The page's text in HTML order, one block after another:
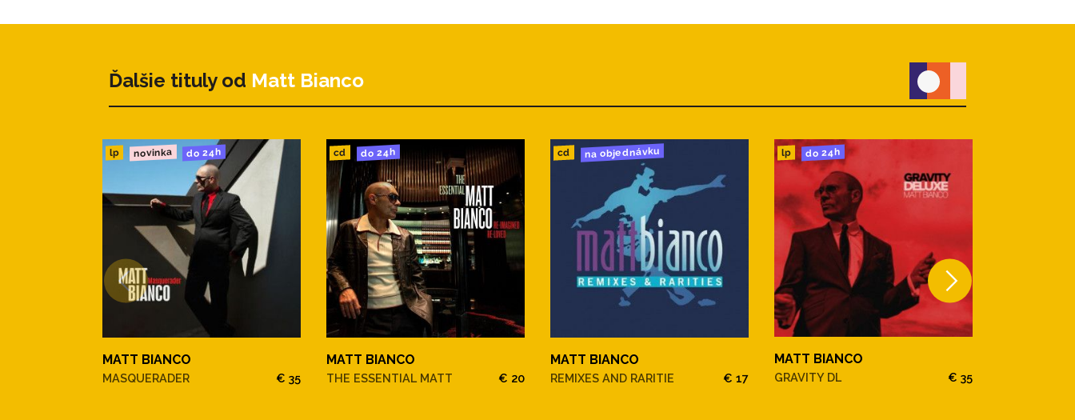
12. Joyride (Mark De Clive Lowe Remix)
Ďalšie tituly od Matt Bianco
lp novinka do 24h
MATT BIANCO
MASQUERADER € 35
cd do 24h
MATT BIANCO
THE ESSENTIAL MATT € 20
cd na objednávku
MATT BIANCO
REMIXES AND RARITIE € 17
lp do 24h
MATT BIANCO
GRAVITY DL € 35